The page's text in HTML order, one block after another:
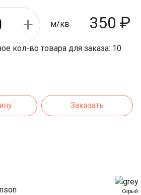
м/кв 350 ₽
кол-во товара для заказа: 10
Заказать
Серый